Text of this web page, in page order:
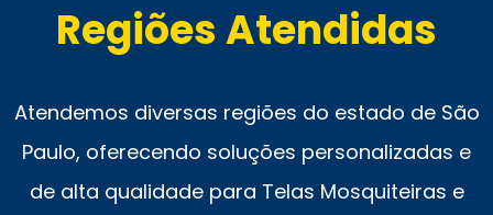
Regiões Atendidas
Atendemos diversas regiões do estado de São
Paulo, oferecendo soluções personalizadas e
de alta qualidade para Telas Mosquiteiras e